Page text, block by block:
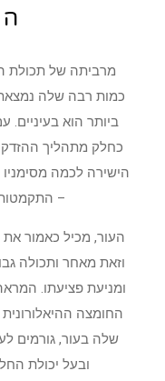
מרביתה של תכולת
כמות רבה שלה
ביותר הוא בעיניים.
כחלק מתהליך
הישירה לכמה
–
העור, מכיל כאמור
וזאת מאחר ותכולה
ומניעת פציעתו.
החומצה
שלה בעור, גורמים
ובעל יכולת